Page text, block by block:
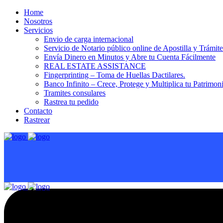
Home
Nosotros
Servicios
Envio de carga internacional
Servicio de Notario público online de Apostilla y
Envía Dinero en Minutos y Abre tu Cuenta Fácilmente
REAL ESTATE ASSISTANCE
Fingerprinting – Toma de Huellas Dactilares.
Banco Infinito – Crece, Protege y Multiplica tu
Tramites consulares
Rastrea tu pedido
Contacto
Rastrear